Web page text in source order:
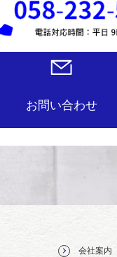
お問い合わせ
会社案内